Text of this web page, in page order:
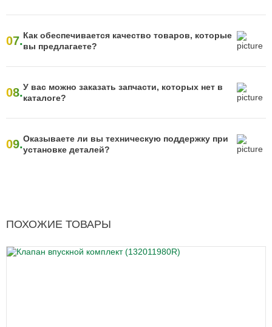
07.Как обеспечивается качество товаров, которые
вы предлагаете?
08.У вас можно заказать запчасти, которых нет в
каталоге?
09.Оказываете ли вы техническую поддержку при
установке деталей?
ПОХОЖИЕ ТОВАРЫ